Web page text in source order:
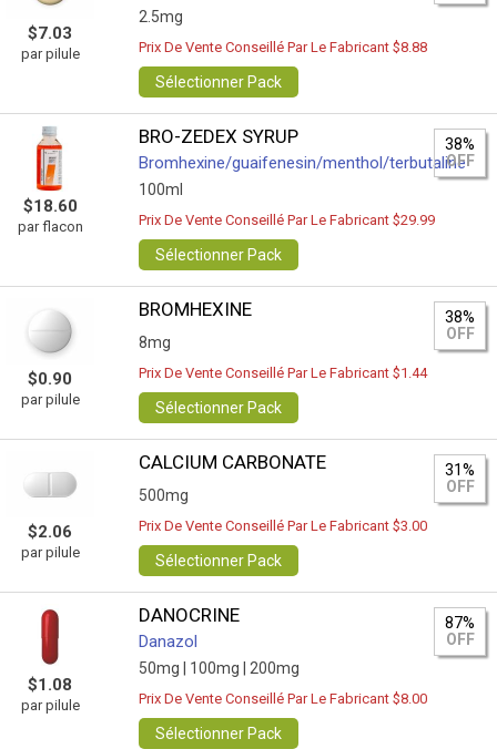
$7.03
par pilule
2.5mg
Prix De Vente Conseillé Par Le Fabricant $8.88
Sélectionner Pack
$18.60
par flacon
BRO-ZEDEX SYRUP
Bromhexine/guaifenesin/menthol/terbutaline
100ml
38%
OFF
Prix De Vente Conseillé Par Le Fabricant $29.99
Sélectionner Pack
$0.90
par pilule
BROMHEXINE
8mg
38%
OFF
Prix De Vente Conseillé Par Le Fabricant $1.44
Sélectionner Pack
$2.06
par pilule
CALCIUM CARBONATE
500mg
31%
OFF
Prix De Vente Conseillé Par Le Fabricant $3.00
Sélectionner Pack
$1.08
par pilule
DANOCRINE
Danazol
50mg | 100mg | 200mg
87%
OFF
Prix De Vente Conseillé Par Le Fabricant $8.00
Sélectionner Pack